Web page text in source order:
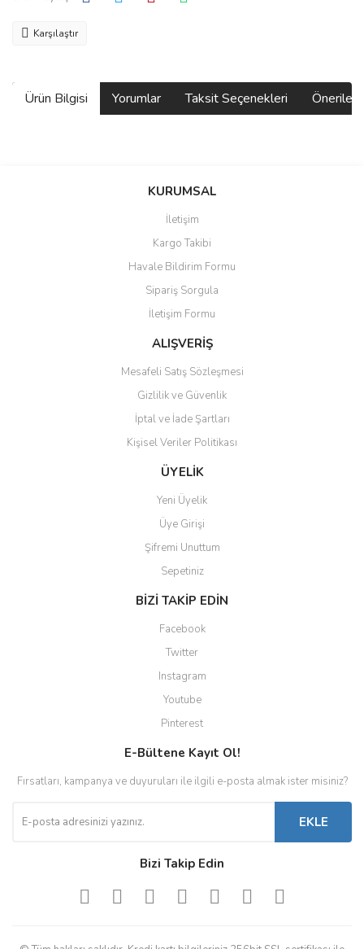
Karşılaştır
Ürün Bilgisi Yorumlar Taksit Seçenekleri
Bu ürüne ilk yorumu siz yapın!
Ürün resmi kalitesiz, bozuk veya görüntülenemiyor.
Ürün açıklamasında eksik bilgiler bulunuyor.
Ürün bilgilerinde hatalar bulunuyor.
Ürün fiyatı diğer sitelerden daha pahalı.
Bu ürüne benzer farklı alternatifler olmalı.
Gönder
KURUMSAL
İletişim
Kargo Takibi
Havale Bildirim Formu
Sipariş Sorgula
İletişim Formu
ALIŞVERİŞ
Mesafeli Satış Sözleşmesi
Gizlilik ve Güvenlik
İptal ve İade Şartları
Kişisel Veriler Politikası
ÜYELİK
Yeni Üyelik
Üye Girişi
Şifremi Unuttum
Sepetiniz
BİZİ TAKİP EDİN
Facebook
Twitter
Instagram
Youtube
Pinterest
E-Bültene Kayıt Ol!
Fırsatları, kampanya ve duyuruları ile ilgili e-posta almak ister misiniz?
EKLE
Bizi Takip Edin